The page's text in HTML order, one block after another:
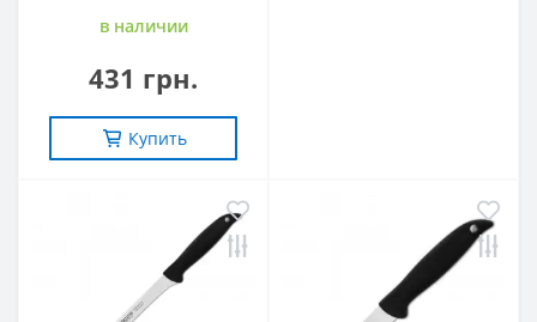
в наличии
431 грн.
Купить